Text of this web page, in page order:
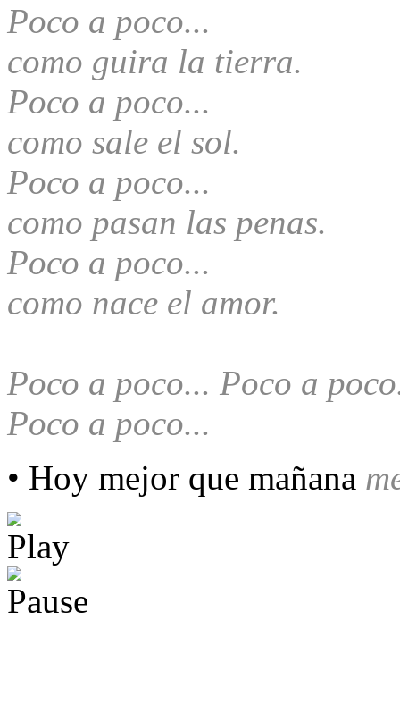
Poco a poco...
como guira la tierra.
Poco a poco...
como sale el sol.
Poco a poco...
como pasan las penas.
Poco a poco...
como nace el amor.
Poco a poco... Poco a
Poco a poco...
• Hoy mejor que mañana